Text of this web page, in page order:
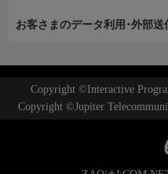
お客さまのデータ利用･外部送
Copyright ©Interactive
Copyright ©Jupiter